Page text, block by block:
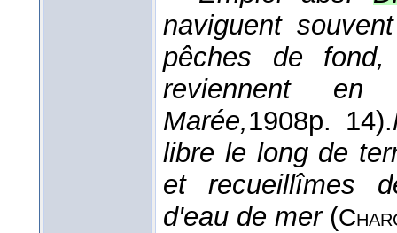
naviguent
pêches de
reviennent
Marée,1908p. 14).
libre le long de
et recueillîmes
d'eau de mer(